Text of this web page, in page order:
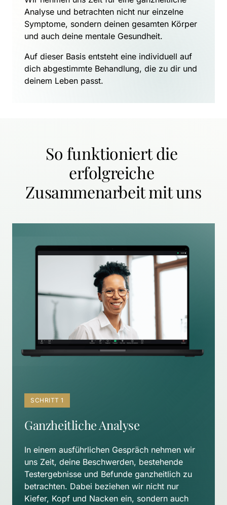
Analyse und betrachten nicht nur einzelne
Symptome, sondern deinen gesamten Körper
und auch deine mentale Gesundheit.
Auf dieser Basis entsteht eine individuell auf
dich abgestimmte Behandlung, die zu dir und
deinem Leben passt.
So funktioniert die
erfolgreiche
Zusammenarbeit mit uns
SCHRITT 1
Ganzheitliche Analyse
In einem ausführlichen Gespräch nehmen wir
uns Zeit, deine Beschwerden, bestehende
Testergebnisse und Befunde ganzheitlich zu
betrachten. Dabei beziehen wir nicht nur
Kiefer, Kopf und Nacken ein, sondern auch